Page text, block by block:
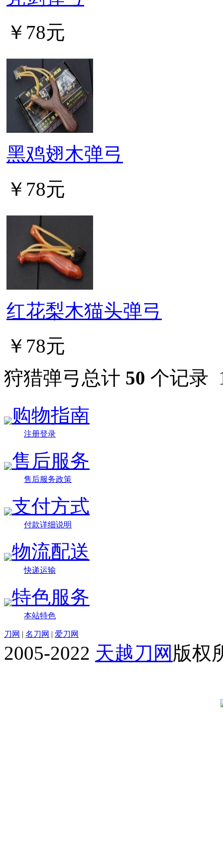
￥78元
黑鸡翅木弹弓
￥78元
红花梨木猫头弹弓
￥78元
狩猎弹弓总计 50 个记录
购物指南
注册登录
售后服务
售后服务政策
支付方式
付款详细说明
物流配送
快递运输
特色服务
本站特色
刀网 | 名刀网 | 爱刀网
2005-2022 天越刀网 版权